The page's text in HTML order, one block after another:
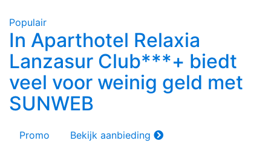
Populair
In Aparthotel Relaxia
Lanzasur Club***+ biedt
veel voor weinig geld met
SUNWEB
Promo Bekijk aanbieding